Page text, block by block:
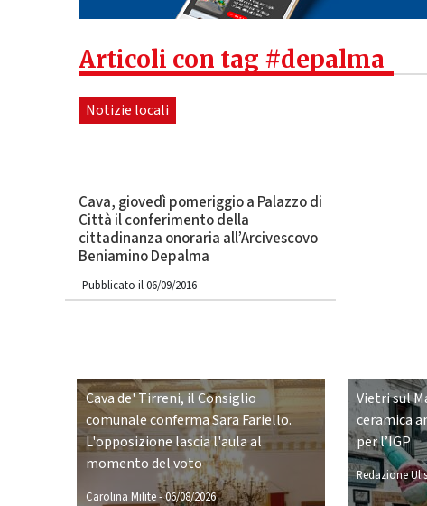
Articoli con tag #depalma
Notizie locali
Cava, giovedì pomeriggio a Palazzo di
Città il conferimento della
cittadinanza onoraria all’Arcivescovo
Beniamino Depalma
Pubblicato il 06/09/2016
Cava de' Tirreni, il Consiglio
comunale conferma Sara Fariello.
L'opposizione lascia l'aula al
momento del voto
Carolina Milite-06/08/2026
Vietri sul
ceramica
per l’IGP
Redazione